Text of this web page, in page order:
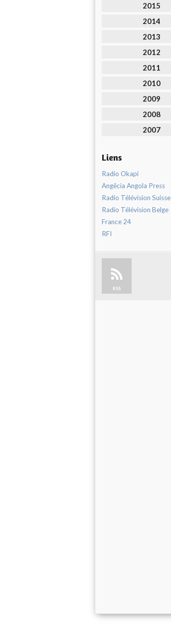
2015
2014
2013
2012
2011
2010
2009
2008
2007
Liens
Radio Okapi
Angêcia Angola Press
Radio Télévision Suisse
Radio Télévision Belge
France 24
RFI
RSS